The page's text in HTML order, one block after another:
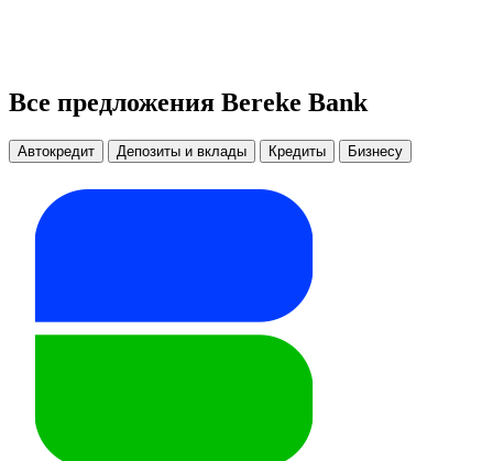
Все предложения Bereke Bank
Автокредит Депозиты и вклады Кредиты Бизнесу